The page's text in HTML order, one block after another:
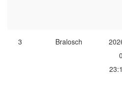
3 Bralosch